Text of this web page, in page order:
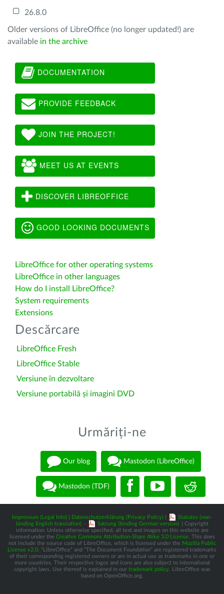
26.8.0
Older versions of LibreOffice (no longer updated!) are
available in the archive
DOCUMENTATION
PROVIDE FEEDBACK
JOIN THE PROJECT!
MEET US AT EVENTS
DISCOVER LIBREOFFICE
GOOD LOOKING DOCUMENTS
LibreOffice for other operating systems
LibreOffice in other languages
How do I install LibreOffice?
System requirements
Extensions
Descărcare
LibreOffice Fresh
LibreOffice Stable
Versiune în dezvoltare
Versiune portabilă și imagini DVD
Urmăriți-ne
Our blog Mastodon (LibreOffice)
Mastodon (TDF)
Impressum (Legal Info) Datenschutzerklärung (Privacy Policy)
Statutes (non-
binding English translation) - Satzung (binding German version)
| Copyright
information: Unless otherwise specified, all text and images on this website are
licensed under the Creative Commons Attribution-Share Alike 3.0 License. This does
not include the source code of LibreOffice, which is licensed under the Mozilla Public
License v2.0 . “LibreOffice” and “The Document Foundation” are registered trademarks
of their corresponding registered owners or are in actual use as trademarks in one or
more countries. Their respective logos and icons are also subject to international
copyright laws. Use thereof is explained in our trademark policy. LibreOffice was
based on OpenOffice.org.